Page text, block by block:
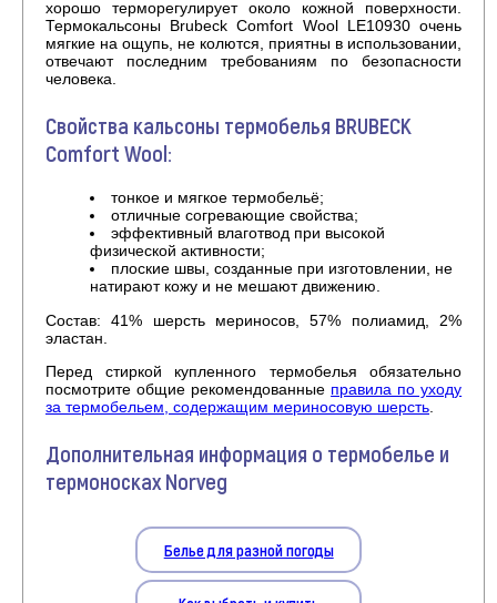
хорошо терморегулирует около кожной поверхности.
Термокальсоны Brubeck Comfort Wool LE10930 очень
мягкие на ощупь, не колются, приятны в использовании,
отвечают последним требованиям по безопасности
человека.
Свойства кальсоны термобелья BRUBECK
Comfort Wool:
тонкое и мягкое термобельё;
отличные согревающие свойства;
эффективный влаготвод при высокой
физической активности;
плоские швы, созданные при изготовлении, не
натирают кожу и не мешают движению.
Состав: 41% шерсть мериносов, 57% полиамид, 2%
эластан.
Перед стиркой купленного термобелья обязательно
посмотрите общие рекомендованные правила по уходу
за термобельем, содержащим мериносовую шерсть.
Дополнительная информация о термобелье и
термоносках Norveg
Белье для разной погоды